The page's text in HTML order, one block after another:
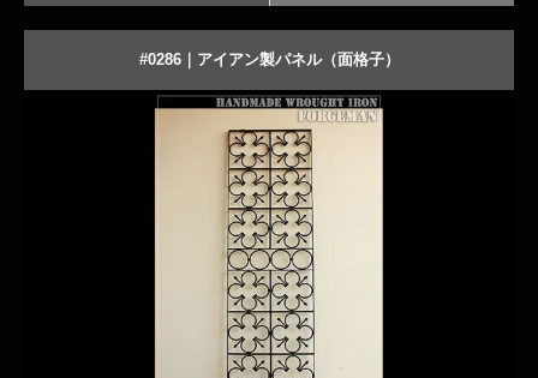
#0286｜アイアン製パネル（面格子）
オーダーメイドする